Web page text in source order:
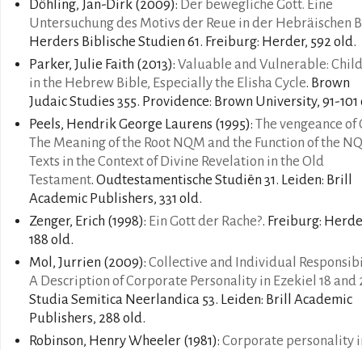
Döhling, Jan-Dirk (2009): Der bewegliche Gott. Eine
Untersuchung des Motivs der Reue in der Hebräischen
Herders Biblische Studien 61. Freiburg: Herder, 592 old.
Parker, Julie Faith (2013): Valuable and Vulnerable:
in the Hebrew Bible, Especially the Elisha Cycle. Brown
Judaic Studies 355. Providence: Brown University, 91-101
Peels, Hendrik George Laurens (1995): The vengeance of
The Meaning of the Root NQM and the Function of the
Texts in the Context of Divine Revelation in the Old
Testament. Oudtestamentische Studiën 31. Leiden: Brill
Academic Publishers, 331 old.
Zenger, Erich (1998): Ein Gott der Rache?. Freiburg:
188 old.
Mol, Jurrien (2009): Collective and Individual
A Description of Corporate Personality in Ezekiel 18 and
Studia Semitica Neerlandica 53. Leiden: Brill Academic
Publishers, 288 old.
Robinson, Henry Wheeler (1981): Corporate personality